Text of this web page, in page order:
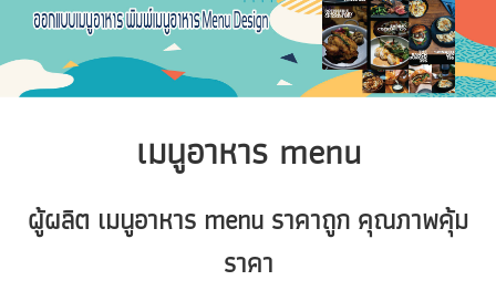
เมนูอาหาร menu
ผู้ผลิต เมนูอาหาร menu ราคาถูก คุณภาพคุ้ม
ราคา